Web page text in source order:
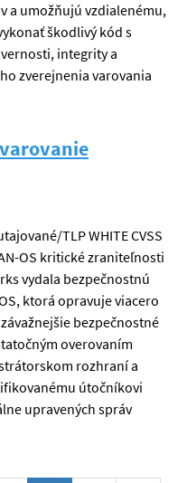
a umožňujú vzdialenému,
škodlivý kód s
integrity a
zverejnenia varovania
varovanie
TLP WHITE CVSS
OS kritické zraniteľnosti
vydala bezpečnostnú
ktorá opravuje viacero
bezpečnostné
overovaním
rozhraní a
útočníkovi
upravených správ